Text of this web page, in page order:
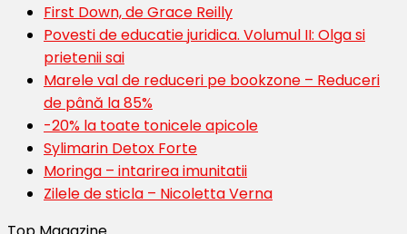
First Down, de Grace Reilly
Povesti de educatie juridica. Volumul II: Olga si
prietenii sai
Marele val de reduceri pe bookzone – Reduceri
de până la 85%
-20% la toate tonicele apicole
Sylimarin Detox Forte
Moringa – intarirea imunitatii
Zilele de sticla – Nicoletta Verna